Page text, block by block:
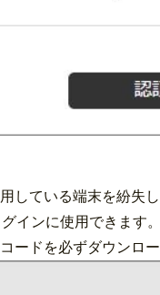
している端末を紛失
インに使用できます
ードを必ずダウンロ